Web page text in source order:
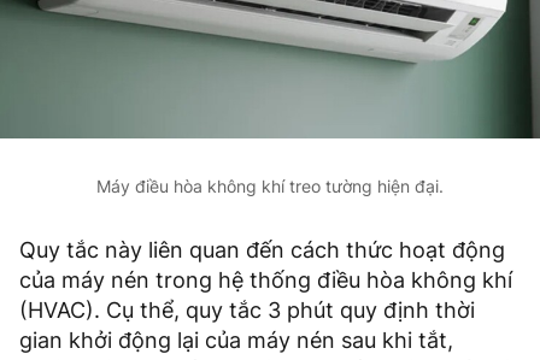
Máy điều hòa không khí treo tường hiện đại.
Quy tắc này liên quan đến cách thức hoạt động
của máy nén trong hệ thống điều hòa không khí
(HVAC). Cụ thể, quy tắc 3 phút quy định thời
gian khởi động lại của máy nén sau khi tắt,